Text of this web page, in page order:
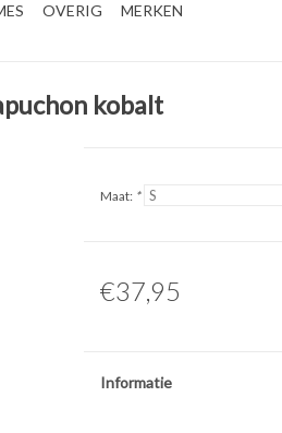
OVERIG MERKEN
kobalt
Maat: *
€37,95
Informatie